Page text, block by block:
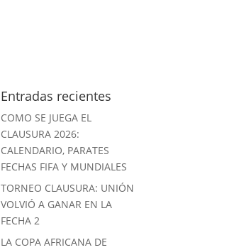
Entradas recientes
COMO SE JUEGA EL
CLAUSURA 2026:
CALENDARIO, PARATES
FECHAS FIFA Y MUNDIALES
TORNEO CLAUSURA: UNIÓN
VOLVIÓ A GANAR EN LA
FECHA 2
LA COPA AFRICANA DE